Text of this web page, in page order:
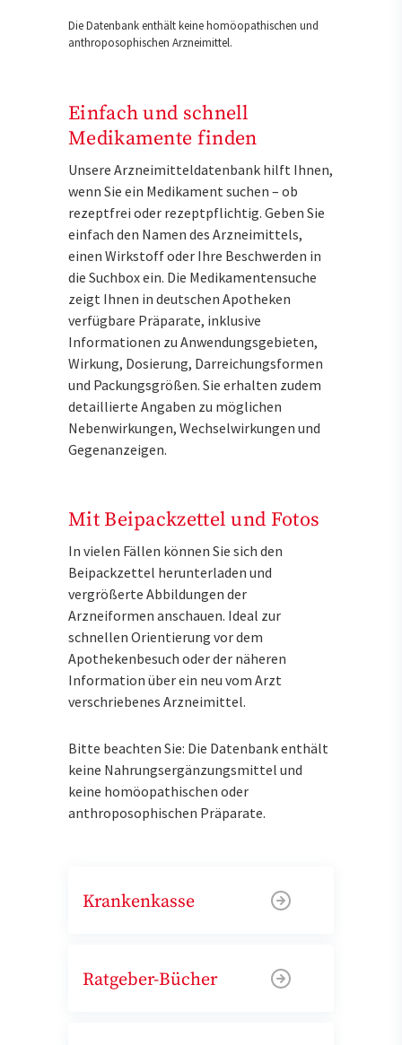
Die Datenbank enthält keine homöopathischen und
anthroposophischen Arzneimittel.
Einfach und schnell
Medikamente finden
Unsere Arzneimitteldatenbank hilft Ihnen,
wenn Sie ein Medikament suchen – ob
rezeptfrei oder rezeptpflichtig. Geben Sie
einfach den Namen des Arzneimittels,
einen Wirkstoff oder Ihre Beschwerden in
die Suchbox ein. Die Medikamentensuche
zeigt Ihnen in deutschen Apotheken
verfügbare Präparate, inklusive
Informationen zu Anwendungsgebieten,
Wirkung, Dosierung, Darreichungsformen
und Packungsgrößen. Sie erhalten zudem
detaillierte Angaben zu möglichen
Nebenwirkungen, Wechselwirkungen und
Gegenanzeigen.
Mit Beipackzettel und Fotos
In vielen Fällen können Sie sich den
Beipackzettel herunterladen und
vergrößerte Abbildungen der
Arzneiformen anschauen. Ideal zur
schnellen Orientierung vor dem
Apothekenbesuch oder der näheren
Information über ein neu vom Arzt
verschriebenes Arzneimittel.
Bitte beachten Sie: Die Datenbank enthält
keine Nahrungsergänzungsmittel und
keine homöopathischen oder
anthroposophischen Präparate.
Krankenkasse
Ratgeber-Bücher